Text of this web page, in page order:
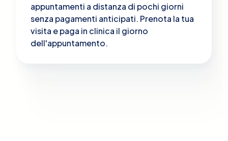
appuntamenti a distanza di pochi giorni
senza pagamenti anticipati. Prenota la tua
visita e paga in clinica il giorno
dell'appuntamento.